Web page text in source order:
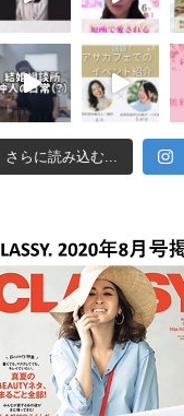
さらに読み込む...